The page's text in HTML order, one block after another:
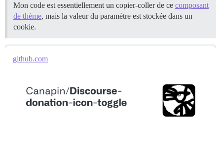
Mon code est essentiellement un copier-coller de ce composant
de thème, mais la valeur du paramètre est stockée dans un
cookie.
github.com